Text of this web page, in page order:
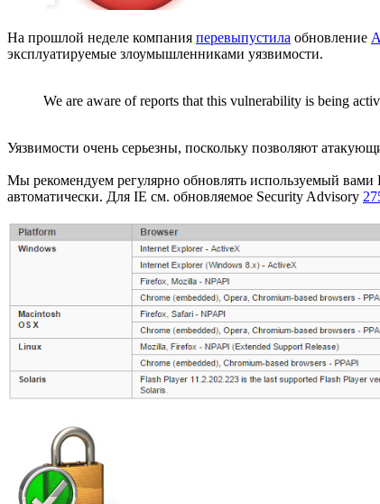
На прошлой неделе компания перевыпустила обновление
эксплуатируемые злоумышленниками уязвимости.
We are aware of reports that this vulnerability is being
Уязвимости очень серьезны, поскольку позволяют
Мы рекомендуем регулярно обновлять используемый вами
автоматически. Для IE см. обновляемое Security Advisory